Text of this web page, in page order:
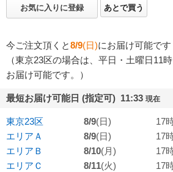
お気に入りに登録 あとで買う
今ご注文頂くと8/9(日)にお届け可能です
（東京23区の場合は、平日・土曜日11
お届け可能です。）
最短お届け可能日 (指定可) 11:33 現在
東京23区 8/9(日)
17
エリアＡ
8/9(日)
17
エリアＢ
8/10(月)
17
エリアＣ
8/11(火) 17